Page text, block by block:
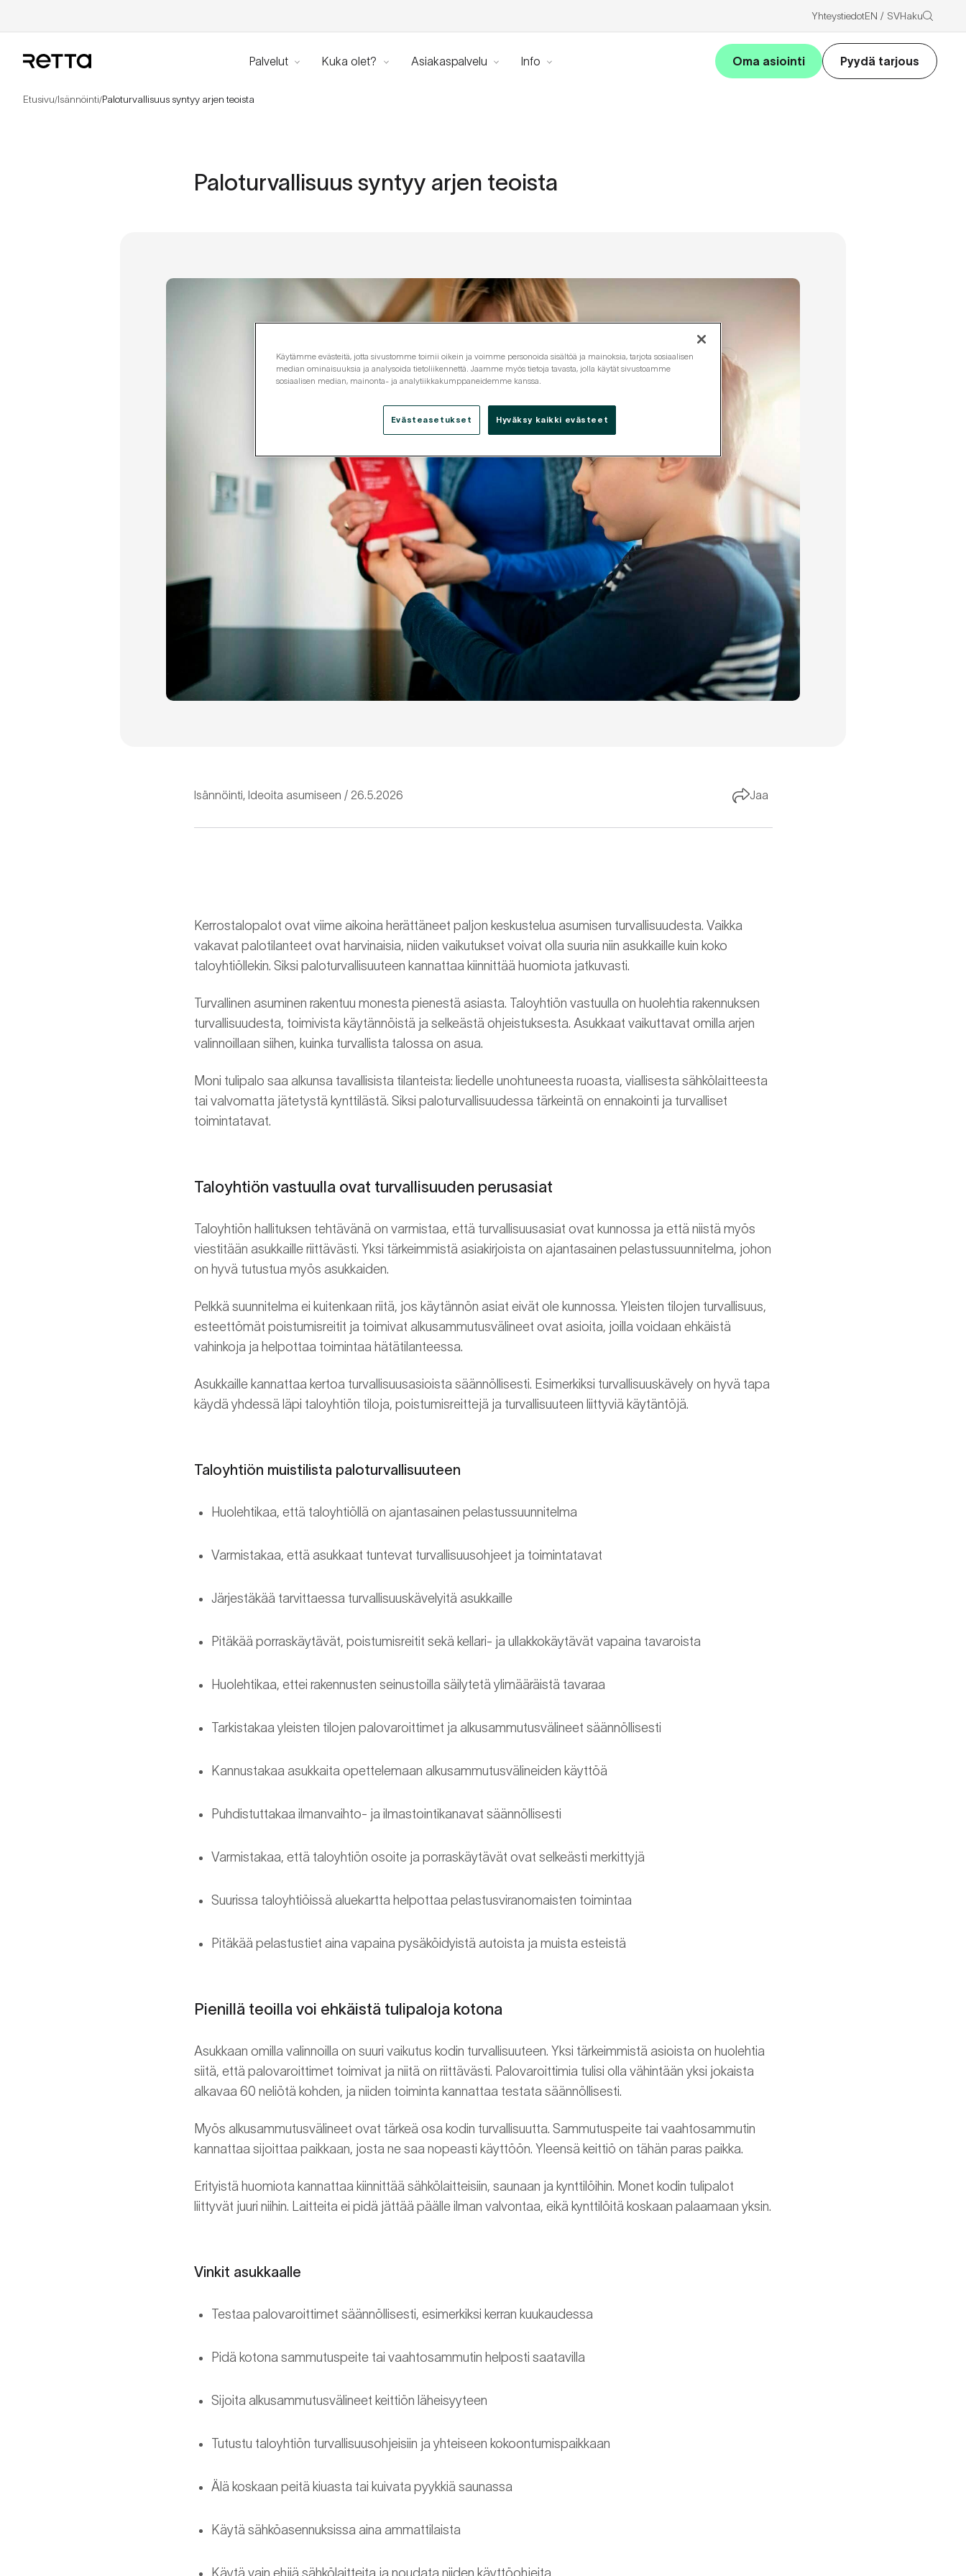
YhteystiedotEN SVHaku
Palvelut Kuka olet? Asiakaspalvelu Info Oma asiointi Pyydä tarjous
Etusivu/Isännöinti/Paloturvallisuus syntyy arjen teoista
Paloturvallisuus syntyy arjen teoista
Isännöinti, Ideoita asumiseen 26.5.2026 Jaa
Kerrostalopalot ovat viime aikoina herättäneet paljon keskustelua asumisen turvallisuudesta. Vaikka
vakavat palotilanteet ovat harvinaisia, niiden vaikutukset voivat olla suuria niin asukkaille kuin koko
taloyhtiöllekin. Siksi paloturvallisuuteen kannattaa kiinnittää huomiota jatkuvasti.
Turvallinen asuminen rakentuu monesta pienestä asiasta. Taloyhtiön vastuulla on huolehtia rakennuksen
turvallisuudesta, toimivista käytännöistä ja selkeästä ohjeistuksesta. Asukkaat vaikuttavat omilla arjen
valinnoillaan siihen, kuinka turvallista talossa on asua.
Moni tulipalo saa alkunsa tavallisista tilanteista: liedelle unohtuneesta ruoasta, viallisesta sähkölaitteesta
tai valvomatta jätetystä kynttilästä. Siksi paloturvallisuudessa tärkeintä on ennakointi ja turvalliset
toimintatavat.
Taloyhtiön vastuulla ovat turvallisuuden perusasiat
Taloyhtiön hallituksen tehtävänä on varmistaa, että turvallisuusasiat ovat kunnossa ja että niistä myös
viestitään asukkaille riittävästi. Yksi tärkeimmistä asiakirjoista on ajantasainen pelastussuunnitelma, johon
on hyvä tutustua myös asukkaiden.
Pelkkä suunnitelma ei kuitenkaan riitä, jos käytännön asiat eivät ole kunnossa. Yleisten tilojen turvallisuus,
esteettömät poistumisreitit ja toimivat alkusammutusvälineet ovat asioita, joilla voidaan ehkäistä
vahinkoja ja helpottaa toimintaa hätätilanteessa.
Asukkaille kannattaa kertoa turvallisuusasioista säännöllisesti. Esimerkiksi turvallisuuskävely on hyvä tapa
käydä yhdessä läpi taloyhtiön tiloja, poistumisreittejä ja turvallisuuteen liittyviä käytäntöjä.
Taloyhtiön muistilista paloturvallisuuteen
Huolehtikaa, että taloyhtiöllä on ajantasainen pelastussuunnitelma
Varmistakaa, että asukkaat tuntevat turvallisuusohjeet ja toimintatavat
Järjestäkää tarvittaessa turvallisuuskävelyitä asukkaille
Pitäkää porraskäytävät, poistumisreitit sekä kellari- ja ullakkokäytävät vapaina tavaroista
Huolehtikaa, ettei rakennusten seinustoilla säilytetä ylimääräistä tavaraa
Tarkistakaa yleisten tilojen palovaroittimet ja alkusammutusvälineet säännöllisesti
Kannustakaa asukkaita opettelemaan alkusammutusvälineiden käyttöä
Puhdistuttakaa ilmanvaihto- ja ilmastointikanavat säännöllisesti
Varmistakaa, että taloyhtiön osoite ja porraskäytävät ovat selkeästi merkittyjä
Suurissa taloyhtiöissä aluekartta helpottaa pelastusviranomaisten toimintaa
Pitäkää pelastustiet aina vapaina pysäköidyistä autoista ja muista esteistä
Pienillä teoilla voi ehkäistä tulipaloja kotona
Asukkaan omilla valinnoilla on suuri vaikutus kodin turvallisuuteen. Yksi tärkeimmistä asioista on huolehtia
siitä, että palovaroittimet toimivat ja niitä on riittävästi. Palovaroittimia tulisi olla vähintään yksi jokaista
alkavaa 60 neliötä kohden, ja niiden toiminta kannattaa testata säännöllisesti.
Myös alkusammutusvälineet ovat tärkeä osa kodin turvallisuutta. Sammutuspeite tai vaahtosammutin
kannattaa sijoittaa paikkaan, josta ne saa nopeasti käyttöön. Yleensä keittiö on tähän paras paikka.
Erityistä huomiota kannattaa kiinnittää sähkölaitteisiin, saunaan ja kynttilöihin. Monet kodin tulipalot
liittyvät juuri niihin. Laitteita ei pidä jättää päälle ilman valvontaa, eikä kynttilöitä koskaan palaamaan yksin.
Vinkit asukkaalle
Testaa palovaroittimet säännöllisesti, esimerkiksi kerran kuukaudessa
Pidä kotona sammutuspeite tai vaahtosammutin helposti saatavilla
Sijoita alkusammutusvälineet keittiön läheisyyteen
Tutustu taloyhtiön turvallisuusohjeisiin ja yhteiseen kokoontumispaikkaan
Älä koskaan peitä kiuasta tai kuivata pyykkiä saunassa
Käytä sähköasennuksissa aina ammattilaista
Käytä vain ehjiä sähkölaitteita ja noudata niiden käyttöohjeita
Käytämme evästeitä, jotta sivustomme toimii oikein ja voimme personoida sisältöä ja mainoksia, tarjota sosiaalisen
median ominaisuuksia ja analysoida tietoliikennettä. Jaamme myös tietoja tavasta, jolla käytät sivustoamme
sosiaalisen median, mainonta- ja analytiikkakumppaneidemme kanssa.
Evästeasetukset Hyväksy kaikki evästeet